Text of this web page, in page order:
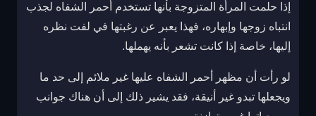
إذا حلمت المرأة المتزوجة بأنها تستخدم أحمر الشفاه لجذب
انتباه زوجها وإبهاره، فهذا يعبر عن رغبتها في لفت نظره
إليها، خاصة إذا كانت تشعر بأنه يهملها.
لو رأت أن مظهر أحمر الشفاه عليها غير ملائم إلى حد ما
ويجعلها تبدو غير أنيقة، فقد يشير ذلك إلى أن هناك جوانب